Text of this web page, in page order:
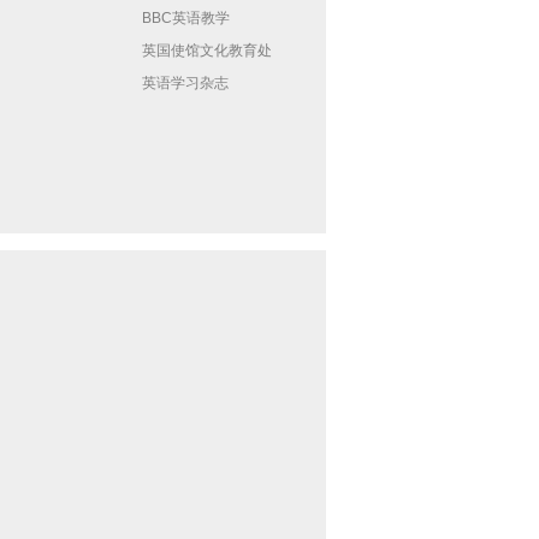
BBC英语教学
英国使馆文化教育处
英语学习杂志